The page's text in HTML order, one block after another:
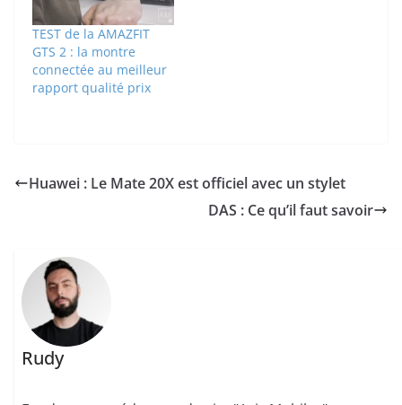
TEST de la AMAZFIT
GTS 2 : la montre
connectée au meilleur
rapport qualité prix
Huawei : Le Mate 20X est officiel avec un stylet
DAS : Ce qu’il faut savoir
Rudy